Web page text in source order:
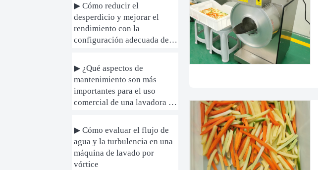
▶ Cómo reducir el
desperdicio y mejorar el
rendimiento con la
configuración adecuada de la
▶ ¿Qué aspectos de
mantenimiento son más
importantes para el uso
comercial de una lavadora de
▶ Cómo evaluar el flujo de
agua y la turbulencia en una
máquina de lavado por
vórtice